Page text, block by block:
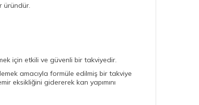
üründür.
için etkili ve güvenli bir takviyedir.
amacıyla formüle edilmiş bir takviye
eksikliğini gidererek kan yapımını